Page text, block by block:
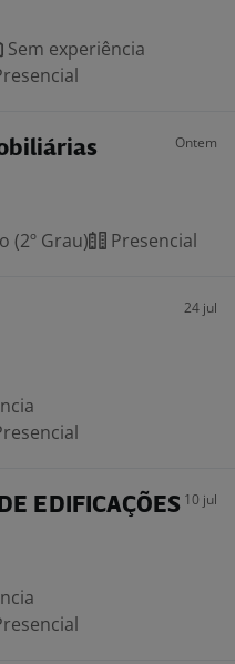
Sem experiência
Ontem
(2º Grau) Presencial
24 jul
EDIFICAÇÕES 10 jul